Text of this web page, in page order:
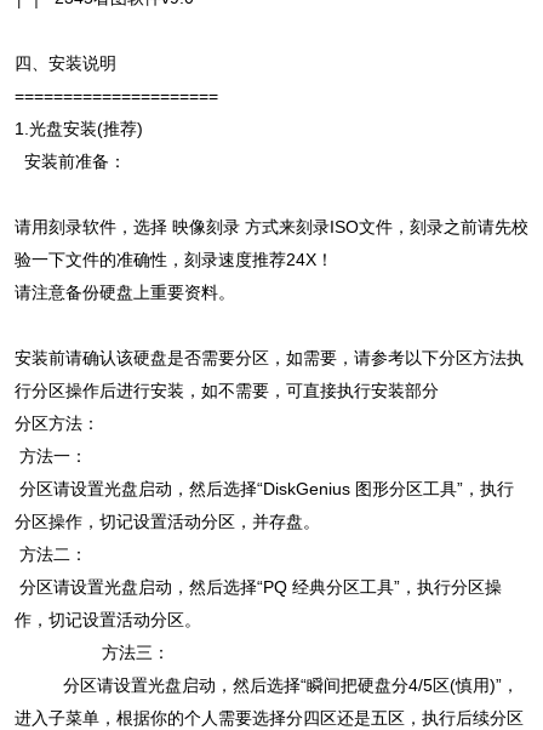
四、安装说明
=====================
1.光盘安装(推荐)
安装前准备：
请用刻录软件，选择 映像刻录 方式来刻录ISO文件，刻录之前请先校
验一下文件的准确性，刻录速度推荐24X！
请注意备份硬盘上重要资料。
安装前请确认该硬盘是否需要分区，如需要，请参考以下分区方法执
行分区操作后进行安装，如不需要，可直接执行安装部分
分区方法：
方法一：
分区请设置光盘启动，然后选择“DiskGenius 图形分区工具”，执行
分区操作，切记设置活动分区，并存盘。
方法二：
分区请设置光盘启动，然后选择“PQ 经典分区工具”，执行分区操
作，切记设置活动分区。
方法三：
分区请设置光盘启动，然后选择“瞬间把硬盘分4/5区(慎用)”，
进入子菜单，根据你的个人需要选择分四区还是五区，执行后续分区